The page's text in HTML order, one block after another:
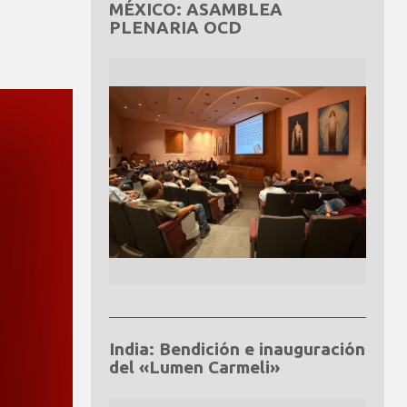
MÉXICO: ASAMBLEA
PLENARIA OCD
India: Bendición e inauguración
del «Lumen Carmeli»